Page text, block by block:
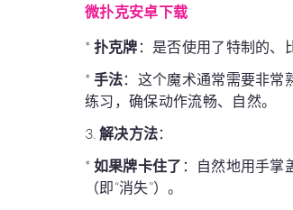
微扑克安卓下载
* 扑克牌 ：是否使用了特制的、
* 手法：这个魔术通常需要非常
练习，确保动作流畅、自然。
3. 解决方法：
* 如果牌卡住了 ：自然地用手掌
（即“消失”）。